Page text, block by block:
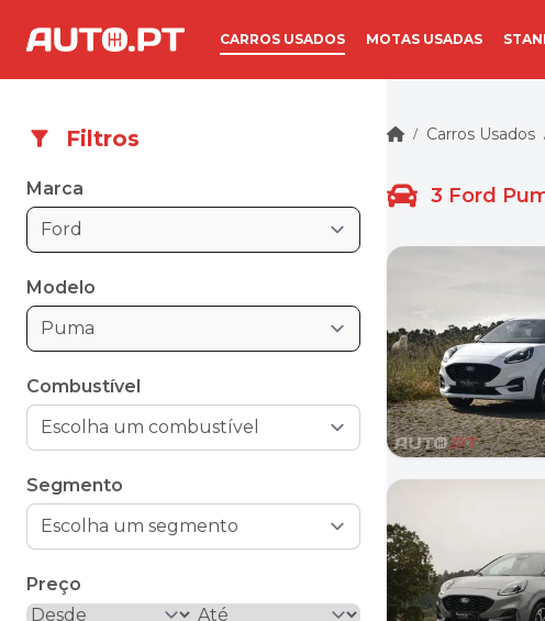
CARROS USADOS MOTAS USADAS
Filtros
Marca
Ford
Modelo
Puma
Combustível
Segmento
Preço
/ Carros Usados
3 Ford